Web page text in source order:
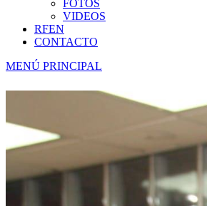
FOTOS
VIDEOS
RFEN
CONTACTO
MENÚ PRINCIPAL